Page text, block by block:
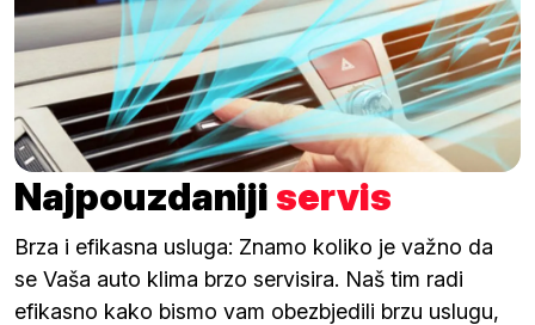
Najpouzdanijiservis
Brza i efikasna usluga: Znamo koliko je važno da
se Vaša auto klima brzo servisira. Naš tim radi
efikasno kako bismo vam obezbjedili brzu uslugu,